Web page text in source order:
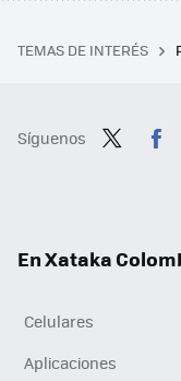
TEMAS DE INTERÉS
Síguenos
En Xataka
Celulares
Aplicaciones